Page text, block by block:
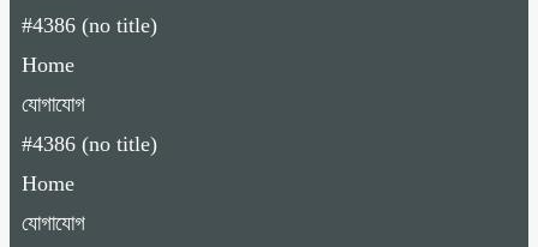
#4386 (no title)
Home
যোগাযোগ
#4386 (no title)
Home
যোগাযোগ